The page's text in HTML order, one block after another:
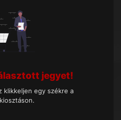
jegyet!
klikkeljen egy székre a